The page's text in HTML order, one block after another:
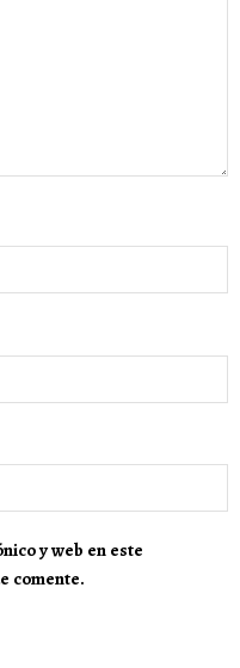
y web en este
comente.